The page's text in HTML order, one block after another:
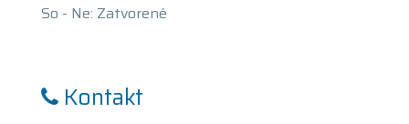
So - Ne: Zatvorené
Kontakt